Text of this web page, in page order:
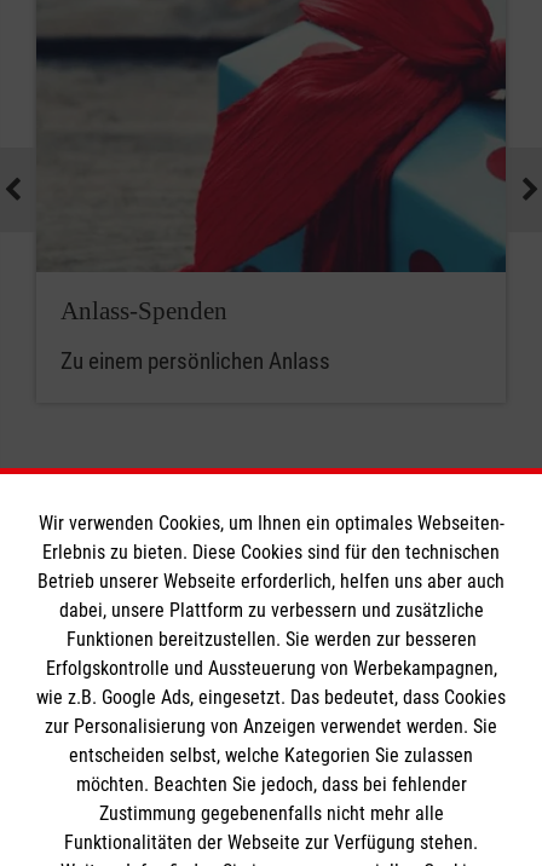
Anlass-Spenden
Zu einem persönlichen Anlass
Informationen
Impressum
Datenschutz
Kontakt
Barrierefreiheit
Die Malteser
Malteser in Deutschland
Malteserorden
Spendenkonto
Wir verwenden Cookies, um Ihnen ein optimales Webseiten-
Erlebnis zu bieten. Diese Cookies sind für den technischen
Betrieb unserer Webseite erforderlich, helfen uns aber auch
dabei, unsere Plattform zu verbessern und zusätzliche
Funktionen bereitzustellen. Sie werden zur besseren
Erfolgskontrolle und Aussteuerung von Werbekampagnen,
wie z.B. Google Ads, eingesetzt. Das bedeutet, dass Cookies
zur Personalisierung von Anzeigen verwendet werden. Sie
entscheiden selbst, welche Kategorien Sie zulassen
möchten. Beachten Sie jedoch, dass bei fehlender
Zustimmung gegebenenfalls nicht mehr alle
Funktionalitäten der Webseite zur Verfügung stehen.